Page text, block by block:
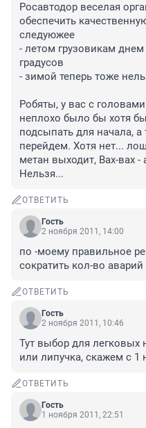
Росавтодор веселая
обеспечить
следуюжее
- летом грузовикам
градусов
- зимой теперь тоже
Робяты, у вас с
неплохо было бы хотя
подсыпать для начала, а
перейдем. Хотя нет...
метан выходит, Вах-вах
Нельзя...
ОТВЕТИТЬ
Гость
2 ноября 2011, 14:00
по -моему правильное
сократить кол-во аварий
ОТВЕТИТЬ
Гость
2 ноября 2011, 10:46
Тут выбор для
или липучка, скажем с 1
ОТВЕТИТЬ
Гость
1 ноября 2011, 22:51